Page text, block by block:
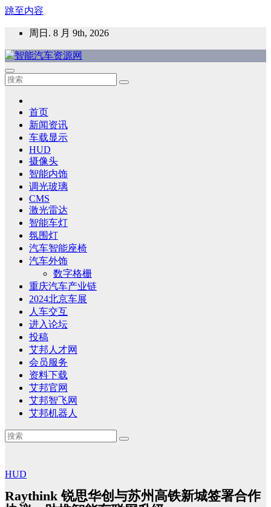
跳至内容
周日. 8 月 9th, 2026
智能汽车资源网
智能表面，智能内饰，新能源汽车，HMI，人车交互，智能车
首页
新闻资讯
车载显示
HUD
摄像头
智能内饰
调光玻璃
CMS
激光雷达
智能车灯
氛围灯
汽车智能座椅
汽车外饰
数字格栅
重庆汽车产业链
2024北京车展
人车交互
进入论坛
投稿
艾邦人才网
会员服务
资料下载
艾邦官网
艾邦智飞网
艾邦机器人
HUD
Raythink 锐思华创与苏州高铁新城签署合作